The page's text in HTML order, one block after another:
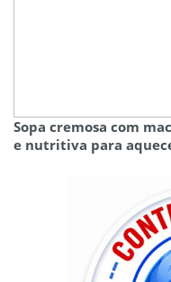
Sopa cremosa com
e nutritiva para